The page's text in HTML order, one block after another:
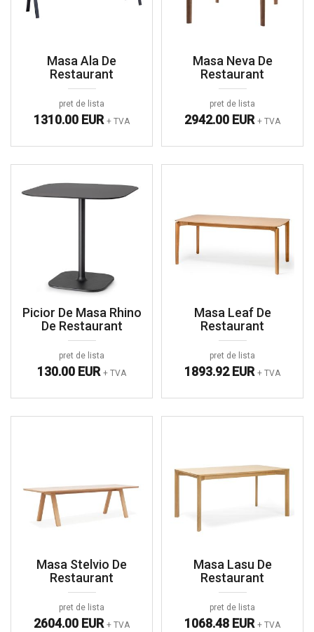
Masa Ala De
Restaurant
pret de lista
1310.00 EUR + TVA
Masa Neva De
Restaurant
pret de lista
2942.00 EUR + TVA
Picior De Masa Rhino
De Restaurant
pret de lista
130.00 EUR + TVA
Masa Leaf De
Restaurant
pret de lista
1893.92 EUR + TVA
Masa Stelvio De
Restaurant
pret de lista
2604.00 EUR + TVA
Masa Lasu De
Restaurant
pret de lista
1068.48 EUR + TVA